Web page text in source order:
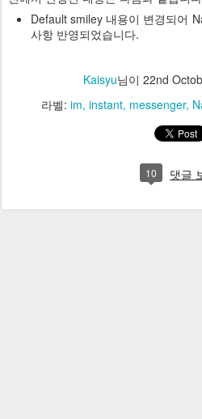
Default smiley 내용이 변경되어
사항 반영되었습니다.
Kaisyu님이 22nd
라벨: im instant messenger
10 댓글